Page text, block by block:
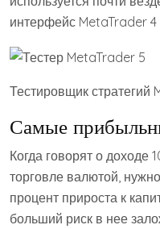
интерфейс MetaTrader 4
Тестировщик стратегий
Самые
Когда говорят о доходе
торговле валютой,
процент прироста к
больший риск в нее